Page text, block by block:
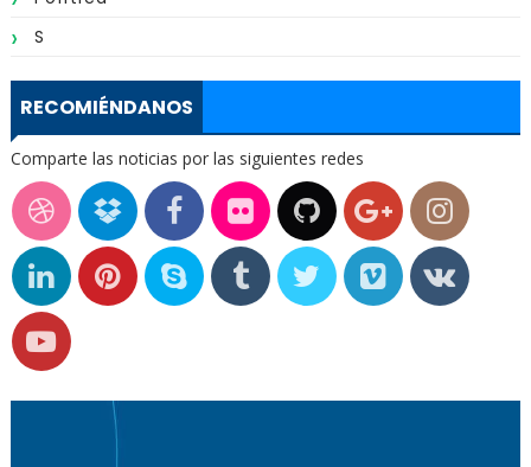
S
RECOMIÉNDANOS
Comparte las noticias por las siguientes redes